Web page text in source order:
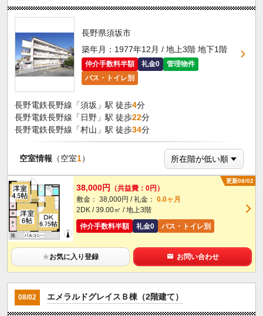
長野県須坂市
築年月：1977年12月 / 地上3階 地下1階
仲介手数料半額 礼金0
管理物件
バス・トイレ別
長野電鉄長野線「須坂」駅 徒歩4分
長野電鉄長野線「日野」駅 徒歩22分
長野電鉄長野線「村山」駅 徒歩34分
空室情報 （空室1）
更新08/02
38,000円
（共益費：0円）
敷金： 38,000円 / 礼金： 0.0ヶ月
2DK / 39.00㎡ / 地上3階
仲介手数料半額
礼金0 バス・トイレ別
★お気に入り登録 お問い合わせ
08/02 エメラルドグレイスＢ棟（2階建て）